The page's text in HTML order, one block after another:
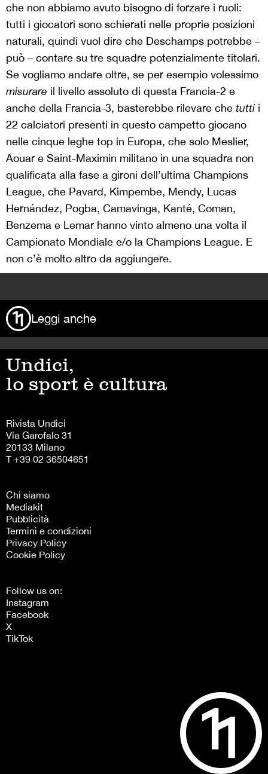
che non abbiamo avuto bisogno di forzare i ruoli:
tutti i giocatori sono schierati nelle proprie posizioni
naturali, quindi vuol dire che Deschamps potrebbe –
può – contare su tre squadre potenzialmente titolari.
Se vogliamo andare oltre, se per esempio volessimo
misurare il livello assoluto di questa Francia-2 e
anche della Francia-3, basterebbe rilevare che tutti i
22 calciatori presenti in questo campetto giocano
nelle cinque leghe top in Europa, che solo Meslier,
Aouar e Saint-Maximin militano in una squadra non
qualificata alla fase a gironi dell’ultima Champions
League, che Pavard, Kimpembe, Mendy, Lucas
Hernández, Pogba, Camavinga, Kanté, Coman,
Benzema e Lemar hanno vinto almeno una volta il
Campionato Mondiale e/o la Champions League. E
non c’è molto altro da aggiungere.
Leggi anche
Undici,
lo sport è cultura
Rivista Undici
Via Garofalo 31
20133 Milano
T +39 02 36504651
Chi siamo
Mediakit
Pubblicità
Termini e condizioni
Privacy Policy
Cookie Policy
Follow us on:
Instagram
Facebook
X
TikTok